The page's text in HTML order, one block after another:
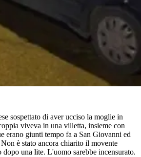
sospettato di aver ucciso la moglie in
viveva in una villetta, insieme con
erano giunti tempo fa a San Giovanni ed
è stato ancora chiarito il movente
dopo una lite. L'uomo sarebbe incensurato.